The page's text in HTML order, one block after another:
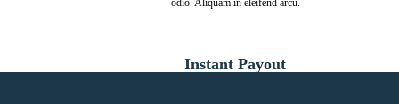
odio. Aliquam in eleifend arcu.
Instant Payout